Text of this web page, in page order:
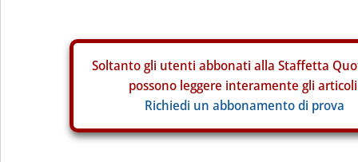
Soltanto gli utenti abbonati alla Staffetta
possono leggere interamente gli
Richiedi un abbonamento di prova